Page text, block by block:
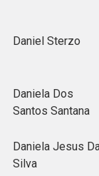
Daniel Sterzo
Daniela Dos
Santos Santana
Daniela Jesus
Silva